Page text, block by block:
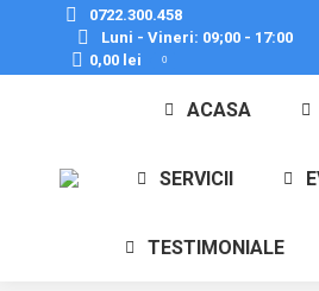
0722.300.458
Luni - Vineri: 09;00 - 17:00
0,00 lei 0
ACASA
SERVICII
TESTIMONIALE